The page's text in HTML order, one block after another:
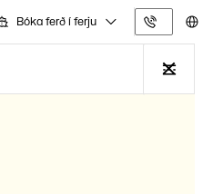
Bóka ferð í ferju